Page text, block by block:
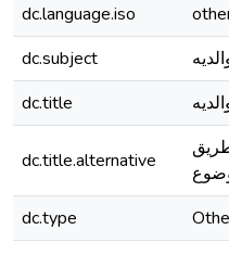
dc.language.iso
dc.subject
dc.title
dc.title.alternative
dc.type